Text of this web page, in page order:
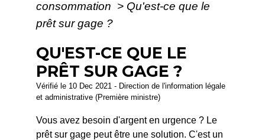
consommation > Qu'est-ce que le
prêt sur gage ?
QU'EST-CE QUE LE
PRÊT SUR GAGE ?
Vérifié le 10 Dec 2021 - Direction de l'information légale
et administrative (Première ministre)
Vous avez besoin d'argent en urgence ? Le
prêt sur gage peut être une solution. C'est un